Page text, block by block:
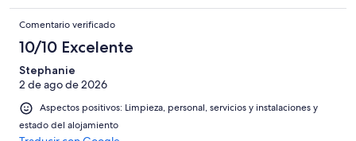
Comentario verificado
10/10 Excelente
Stephanie
2 de ago de 2026
Aspectos positivos: Limpieza, personal, servicios y instalaciones y
estado del alojamiento